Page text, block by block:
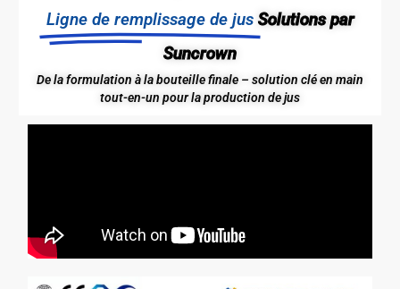
Ligne de remplissage de jus Solutions par
Suncrown
De la formulation à la bouteille finale – solution clé en main
tout-en-un pour la production de jus